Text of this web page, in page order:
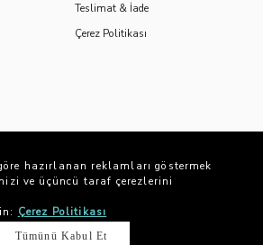
Teslimat & İade
Çerez Politikası
hazırlanan reklamları göstermek
ve üçüncü taraf çerezlerini
Çerez Politikası
Tümünü Kabul Et